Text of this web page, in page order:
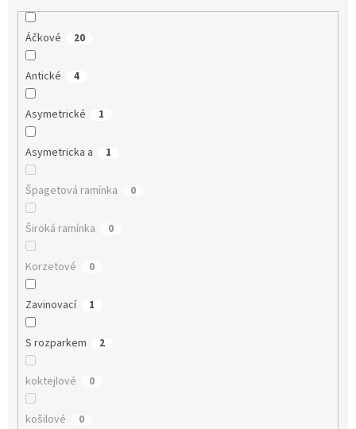
Áčkové 20
Antické 4
Asymetrické 1
Asymetricka a 1
Špagetová ramínka 0
Široká ramínka 0
Korzetové 0
Zavinovací 1
S rozparkem 2
koktejlové 0
košilové 0